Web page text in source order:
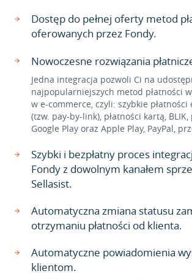
Dostęp do pełnej oferty metod
oferowanych przez Fondy.
Nowoczesne rozwiązania
Jedna integracja pozwoli Ci na
najpopularniejszych metod płatności
w e-commerce, czyli: szybkie
(tzw. pay-by-link), płatności kartą,
Google Play oraz Apple Play, PayPal,
Szybki i bezpłatny proces
Fondy z dowolnym kanałem
Sellasist.
Automatyczna zmiana statusu
otrzymaniu płatności od klienta.
Automatyczne powiadomienia
klientom.